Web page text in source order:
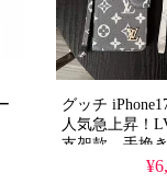
グッチ
人気急上昇！
支架款、手挽
人も注目する